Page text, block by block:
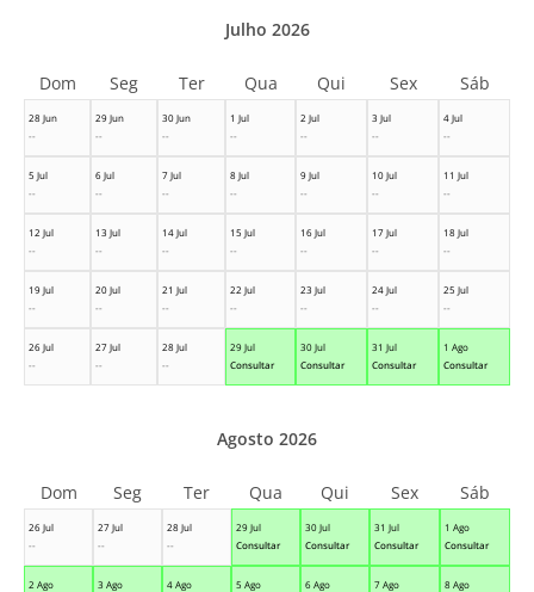
28 Jun
--
29 Jun
--
30 Jun
--
1 Jul
--
2 Jul
--
3 Jul
--
4 Jul
--
5 Jul
--
6 Jul
--
7 Jul
--
8 Jul
--
9 Jul
--
10 Jul
--
11 Jul
--
12 Jul
--
13 Jul
--
14 Jul
--
15 Jul
--
16 Jul
--
17 Jul
--
18 Jul
--
19 Jul
--
20 Jul
--
21 Jul
--
22 Jul
--
23 Jul
--
24 Jul
--
25 Jul
--
26 Jul
--
27 Jul
--
28 Jul
--
29 Jul
Consultar
30 Jul
Consultar
31 Jul
Consultar
1 Ago
Consultar
Julho 2026
Dom Seg Ter Qua Qui Sex Sáb
26 Jul
--
27 Jul
--
28 Jul
--
29 Jul
Consultar
30 Jul
Consultar
31 Jul
Consultar
1 Ago
Consultar
2 Ago
3 Ago
4 Ago
5 Ago
6 Ago
7 Ago
8 Ago
Agosto 2026
Dom Seg Ter Qua Qui Sex Sáb